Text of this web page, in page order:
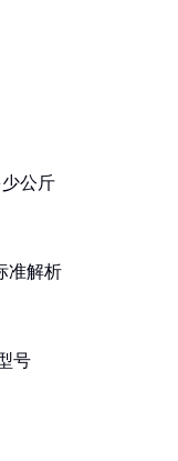
公斤
准解析
号